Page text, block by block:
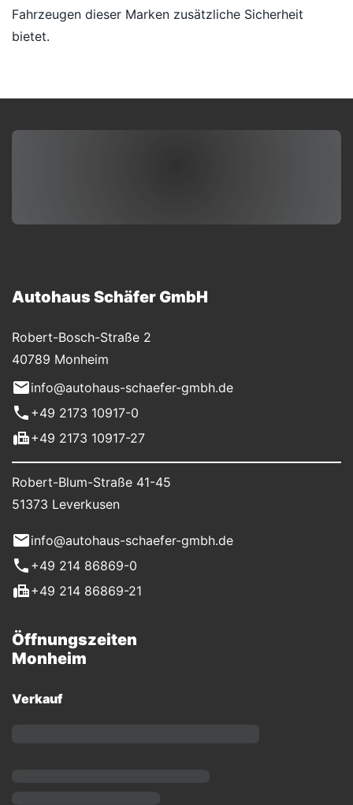
Fahrzeugen dieser Marken zusätzliche Sicherheit
bietet.
Autohaus Schäfer GmbH
Robert-Bosch-Straße 2
40789 Monheim
info@autohaus-schaefer-gmbh.de
+49 2173 10917-0
+49 2173 10917-27
Robert-Blum-Straße 41-45
51373 Leverkusen
info@autohaus-schaefer-gmbh.de
+49 214 86869-0
+49 214 86869-21
Öffnungszeiten
Monheim
Verkauf